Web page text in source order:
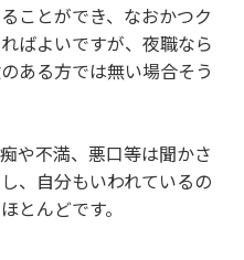
ことができ、なおかつク
ばよいですが、夜職なら
ある方では無い場合そう
や不満、悪口等は聞かさ
、自分もいわれているの
とんどです。